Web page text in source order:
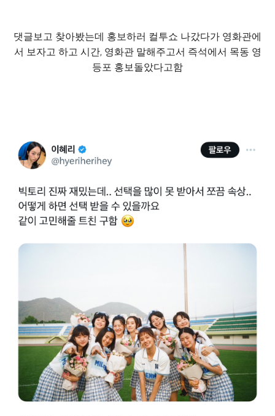
댓글보고 찾아봤는데 홍보하러 컬투쇼 나갔다가 영화관에
서 보자고 하고 시간, 영화관 말해주고서 즉석에서 목동 영
등포 홍보돌았다고함